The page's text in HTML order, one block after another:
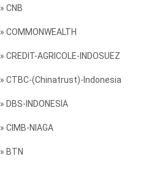
» CNB
» COMMONWEALTH
» CREDIT-AGRICOLE-INDOSUEZ
» CTBC-(Chinatrust)-Indonesia
» DBS-INDONESIA
» CIMB-NIAGA
» BTN